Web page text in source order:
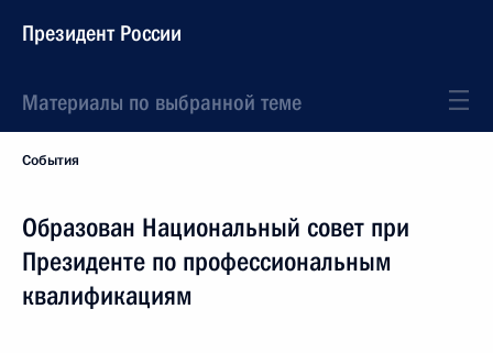
Президент России
Материалы по выбранной теме
События
Образован Национальный совет при
Президенте по профессиональным
квалификациям